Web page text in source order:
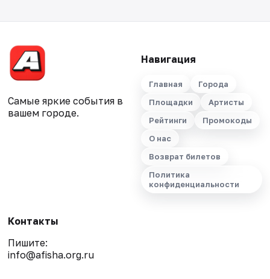
Самые яркие события в
вашем городе.
Навигация
Главная
Города
Площадки
Артисты
Рейтинги
Промокоды
О нас
Возврат билетов
Политика
конфиденциальности
Контакты
Пишите:
info@afisha.org.ru